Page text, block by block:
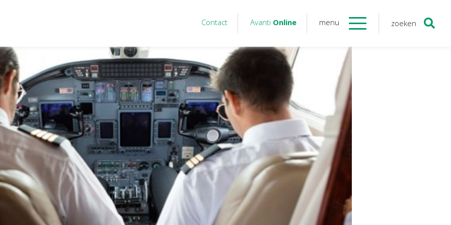
Contact Avanti Online menu zoeken
personeel
advies
Purmerend
Nieuws
Nieuwsbrief
Nieuwsoverzicht
Handige links
Downloads
Contact
Avanti
Twinfield – Boekhouden
BaseCone – Facturen
Visionplanner – Rapportage
Klantenportaal – Online dossiers
Online Salaris – Salarissen
Nextens-Accorderen aangiften